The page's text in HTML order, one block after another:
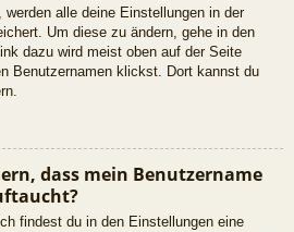
alle deine Einstellungen in der
Um diese zu ändern, gehe in den
dazu wird meist oben auf der Seite
Benutzernamen klickst. Dort kannst du
dass mein Benutzername
findest du in den Einstellungen eine